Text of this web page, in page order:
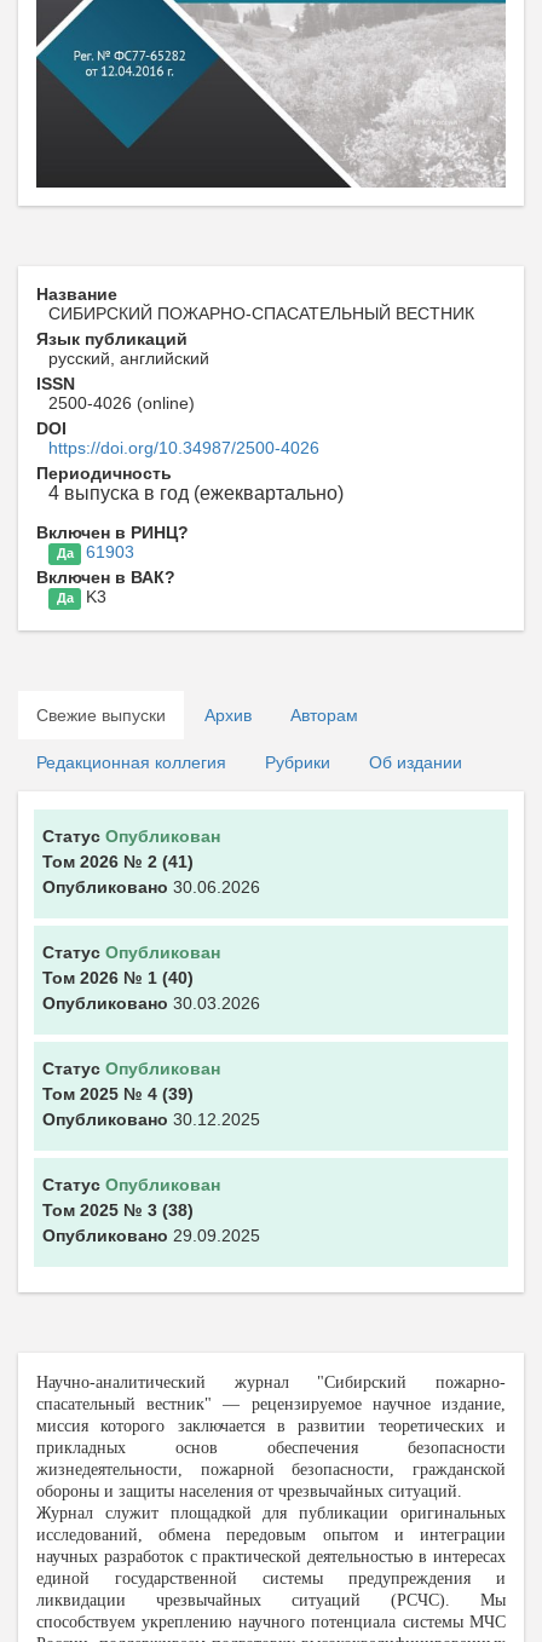
Название
СИБИРСКИЙ ПОЖАРНО-СПАСАТЕЛЬНЫЙ ВЕСТНИК
Язык публикаций
русский, английский
ISSN
2500-4026 (online)
DOI
https://doi.org/10.34987/2500-4026
Периодичность
4 выпуска в год (ежеквартально)
Включен в РИНЦ?
Да
61903
Включен в ВАК?
Да K3
Свежие выпуски Архив Авторам
Редакционная коллегия Рубрики Об издании
Статус Опубликован
Том 2026 № 2 (41)
Опубликовано 30.06.2026
Статус Опубликован
Том 2026 № 1 (40)
Опубликовано 30.03.2026
Статус Опубликован
Том 2025 № 4 (39)
Опубликовано 30.12.2025
Статус Опубликован
Том 2025 № 3 (38)
Опубликовано 29.09.2025
Научно-аналитический журнал "Сибирский пожарно-
спасательный вестник" — рецензируемое научное издание,
миссия которого заключается в развитии теоретических и
прикладных основ обеспечения безопасности
жизнедеятельности, пожарной безопасности, гражданской
обороны и защиты населения от чрезвычайных ситуаций.
Журнал служит площадкой для публикации оригинальных
исследований, обмена передовым опытом и интеграции
научных разработок с практической деятельностью в интересах
единой государственной системы предупреждения и
ликвидации чрезвычайных ситуаций (РСЧС). Мы
способствуем укреплению научного потенциала системы МЧС